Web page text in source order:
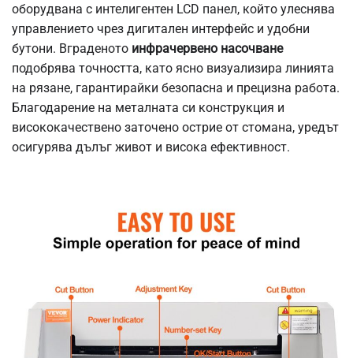
оборудвана с интелигентен LCD панел, който улеснява
управлението чрез дигитален интерфейс и удобни
бутони. Вграденото инфрачервено насочване
подобрява точността, като ясно визуализира линията
на рязане, гарантирайки безопасна и прецизна работа.
Благодарение на металната си конструкция и
висококачествено заточено острие от стомана, уредът
осигурява дълъг живот и висока ефективност.